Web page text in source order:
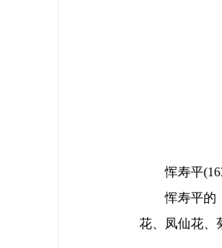
恽寿平
恽寿平的《
花、凤仙花、